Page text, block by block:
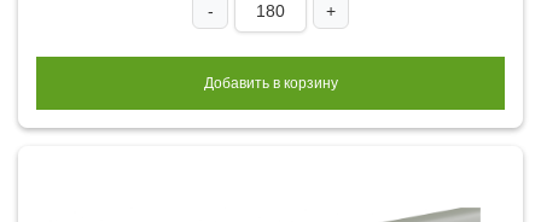
- +
Добавить в корзину